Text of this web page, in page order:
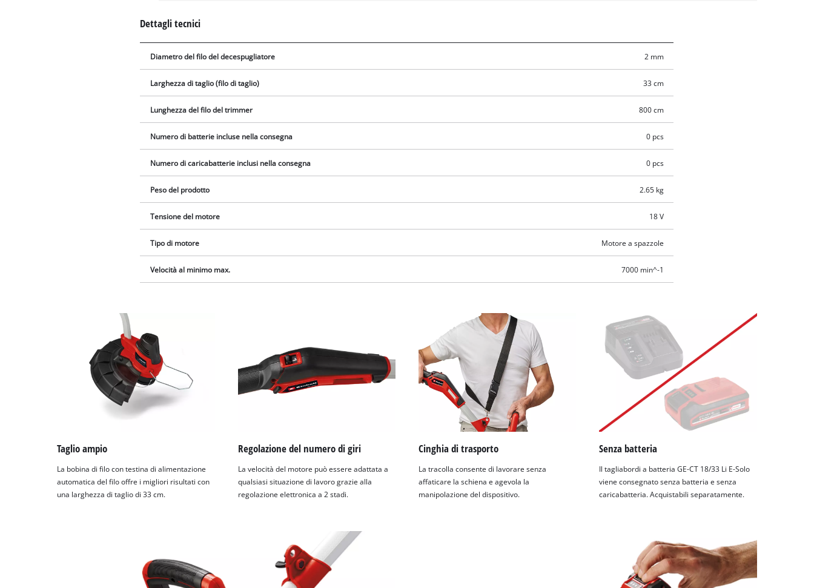
visitor. The website owner needs to setup
the site with their CMP to add this content
to the list of technologies used.
Powered byUsercentrics Consent
Management Platform
Dettagli tecnici
Diametro del filo del decespugliatore 2 mm
Larghezza di taglio (filo di taglio) 33 cm
Lunghezza del filo del trimmer 800 cm
Numero di batterie incluse nella consegna 0 pcs
Numero di caricabatterie inclusi nella consegna 0 pcs
Peso del prodotto 2.65 kg
Tensione del motore 18 V
Tipo di motore Motore a spazzole
Velocità al minimo max. 7000 min^-1
Taglio ampio
La bobina di filo con testina di alimentazione
automatica del filo offre i migliori risultati con
una larghezza di taglio di 33 cm.
Regolazione del numero di giri
La velocità del motore può essere adattata a
qualsiasi situazione di lavoro grazie alla
regolazione elettronica a 2 stadi.
Cinghia di trasporto
La tracolla consente di lavorare senza
affaticare la schiena e agevola la
manipolazione del dispositivo.
Senza batteria
Il tagliabordi a batteria GE-CT 18/33 Li E-Solo
viene consegnato senza batteria e senza
caricabatteria. Acquistabili separatamente.